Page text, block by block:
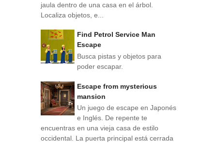
jaula dentro de una casa en el árbol.
Localiza objetos, e...
Find Petrol Service Man
Escape
Busca pistas y objetos para
poder escapar.
Escape from mysterious
mansion
Un juego de escape en Japonés
e Inglés. De repente te
encuentras en una vieja casa de estilo
occidental. La puerta principal está cerrada